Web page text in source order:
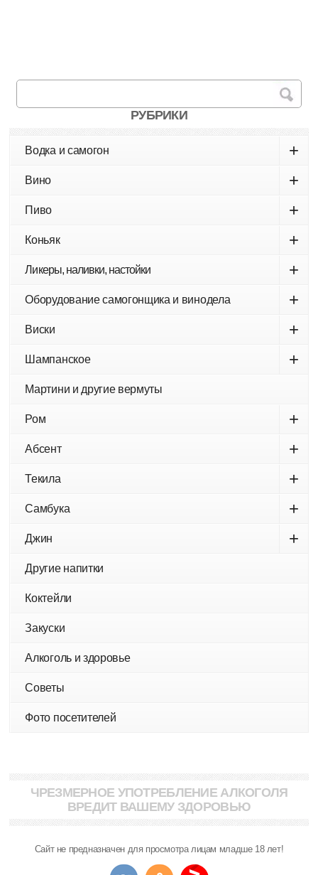
РУБРИКИ
Водка и самогон +
Вино +
Пиво +
Коньяк +
Ликеры, наливки, настойки +
Оборудование самогонщика и винодела +
Виски +
Шампанское +
Мартини и другие вермуты
Ром +
Абсент +
Текила +
Самбука +
Джин +
Другие напитки
Коктейли
Закуски
Алкоголь и здоровье
Советы
Фото посетителей
ЧРЕЗМЕРНОЕ УПОТРЕБЛЕНИЕ АЛКОГОЛЯ
ВРЕДИТ ВАШЕМУ ЗДОРОВЬЮ
Сайт не предназначен для просмотра лицам младше 18 лет!